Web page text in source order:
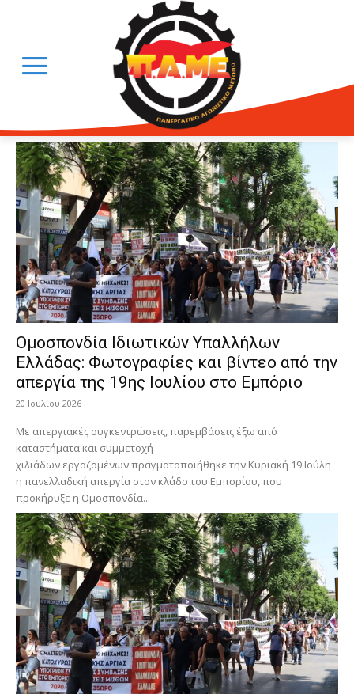
Ομοσπονδία Ιδιωτικών Υπαλλήλων
Ελλάδας: Φωτογραφίες και βίντεο από την
απεργία της 19ης Ιουλίου στο Εμπόριο
20 Ιουλίου 2026
Με απεργιακές συγκεντρώσεις, παρεμβάσεις έξω από
καταστήματα και συμμετοχή
χιλιάδων εργαζομένων πραγματοποιήθηκε την Κυριακή 19 Ιούλη
η πανελλαδική απεργία στον κλάδο του Εμπορίου, που
προκήρυξε η Ομοσπονδία...